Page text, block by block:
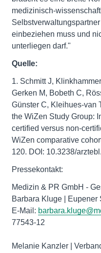
medizinisch-
einbeziehen muss und
unterliegen darf."
Quelle:
1. Schmitt J,
Gerken M, Bobeth C,
Günster C, Kleihues-van
the WiZen Study Group:
certified versus non-
WiZen comparative
120. DOI: 10.3238/
Pressekontakt:
Medizin & PR GmbH -
Barbara Kluge | Eupener
E-Mail:
77543-12
Melanie Kanzler |